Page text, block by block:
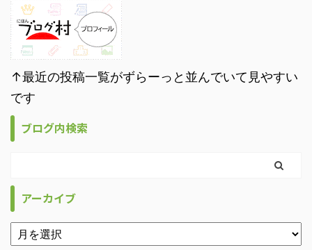
↑最近の投稿一覧がずらーっと並んでいて見やすい
です
ブログ内検索
アーカイブ